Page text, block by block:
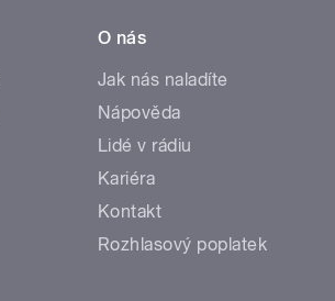
O nás
Jak nás naladíte
Nápověda
Lidé v rádiu
Kariéra
Kontakt
Rozhlasový poplatek